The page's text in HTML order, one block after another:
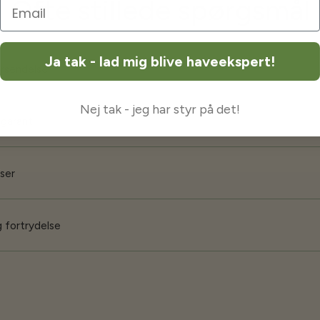
Ofte stillede spørgsmål
fortrydelse
Ja tak - lad mig blive haveekspert!
Nej tak - jeg har styr på det!